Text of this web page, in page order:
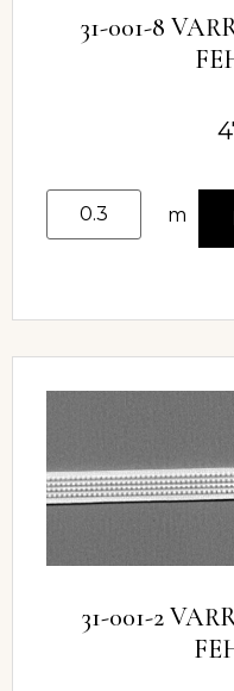
31-001-8
m
31-001-2